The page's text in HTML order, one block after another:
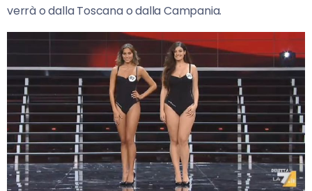
verrà o dalla Toscana o dalla Campania.